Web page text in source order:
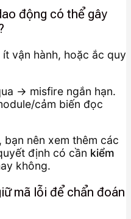
động có thể gây
vận hành, hoặc ắc quy
→ misfire ngắn hạn.
cảm biến đọc
nên xem thêm các
định có cần kiểm
không.
mã lỗi để chẩn đoán